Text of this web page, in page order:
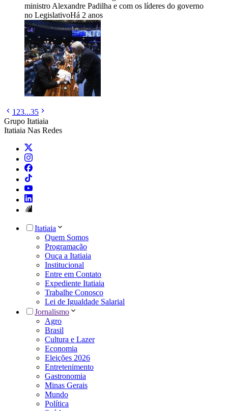
ministro Alexandre Padilha e com os líderes do governo
no LegislativoHá 2 anos
1 23...35
Grupo Itatiaia
Itatiaia Nas Redes
Itatiaia
Quem Somos
Programação
Ouça a Itatiaia
Institucional
Entre em Contato
Expediente Itatiaia
Trabalhe Conosco
Lei de Igualdade Salarial
Jornalismo
Agro
Brasil
Cultura e Lazer
Economia
Eleições 2026
Entretenimento
Gastronomia
Minas Gerais
Mundo
Política